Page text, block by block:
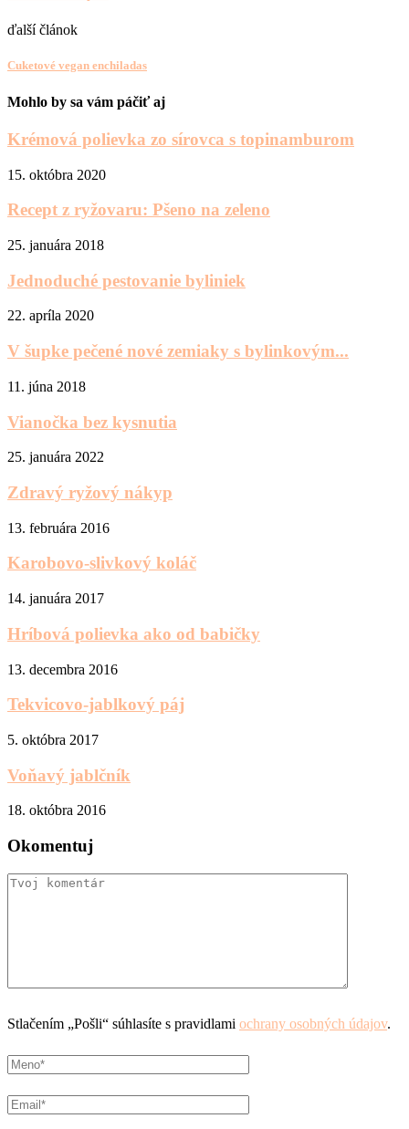
ďalší článok
Cuketové vegan enchiladas
Mohlo by sa vám páčiť aj
Krémová polievka zo sírovca s topinamburom
15. októbra 2020
Recept z ryžovaru: Pšeno na zeleno
25. januára 2018
Jednoduché pestovanie byliniek
22. apríla 2020
V šupke pečené nové zemiaky s bylinkovým...
11. júna 2018
Vianočka bez kysnutia
25. januára 2022
Zdravý ryžový nákyp
13. februára 2016
Karobovo-slivkový koláč
14. januára 2017
Hríbová polievka ako od babičky
13. decembra 2016
Tekvicovo-jablkový páj
5. októbra 2017
Voňavý jablčník
18. októbra 2016
Okomentuj
Stlačením „Pošli“ súhlasíte s pravidlami ochrany osobných údajov.